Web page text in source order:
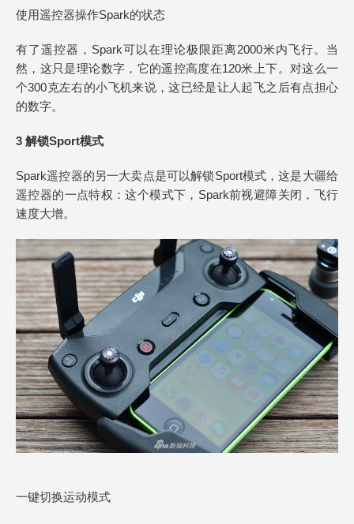
使用遥控器操作Spark的状态
有了遥控器，Spark可以在理论极限距离2000米内飞行。当
然，这只是理论数字，它的遥控高度在120米上下。对这么一
个300克左右的小飞机来说，这已经是让人起飞之后有点担心
的数字。
3 解锁Sport模式
Spark遥控器的另一大卖点是可以解锁Sport模式，这是大疆给
遥控器的一点特权：这个模式下，Spark前视避障关闭，飞行
速度大增。
一键切换运动模式